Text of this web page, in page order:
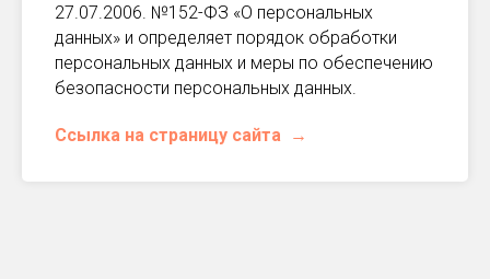
27.07.2006. №152-ФЗ «О персональных
данных» и определяет порядок обработки
персональных данных и меры по обеспечению
безопасности персональных данных.
Ссылка на страницу сайта